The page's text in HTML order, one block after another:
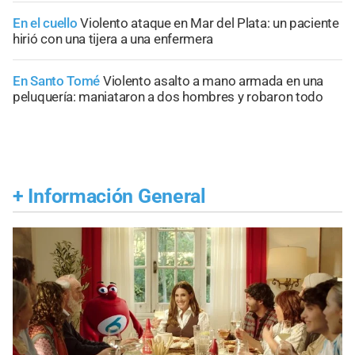
En el cuello Violento ataque en Mar del Plata: un paciente
hirió con una tijera a una enfermera
En Santo Tomé Violento asalto a mano armada en una
peluquería: maniataron a dos hombres y robaron todo
+ Información General